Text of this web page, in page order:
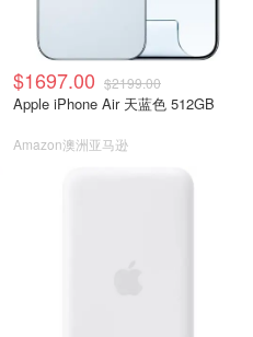
$1697.00 $2199.00
Apple iPhone Air 天蓝色 512GB
Amazon澳洲亚马逊